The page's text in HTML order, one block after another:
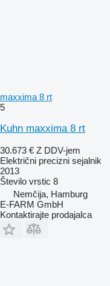
maxxima 8 rt
5
Kuhn maxxima 8 rt
30.673 € Z DDV-jem
Električni precizni sejalnik
2013
Število vrstic 8
Nemčija, Hamburg
E-FARM GmbH
Kontaktirajte prodajalca